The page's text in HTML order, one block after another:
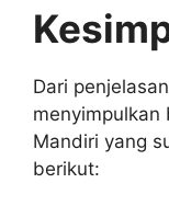
Dari
menyimpulkan
Mandiri yang
berikut: